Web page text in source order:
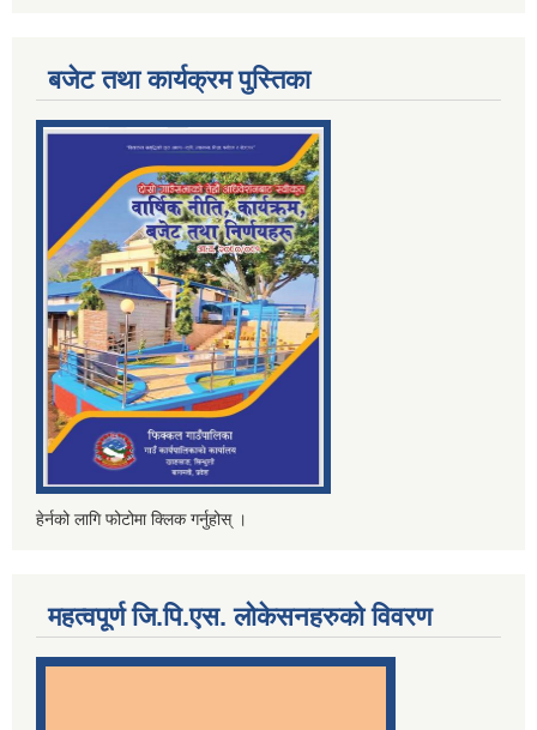
बजेट तथा कार्यक्रम पुस्तिका
हेर्नको लागि फोटोमा क्लिक गर्नुहोस् ।
महत्वपूर्ण जि.पि.एस. लोकेसनहरुको विवरण